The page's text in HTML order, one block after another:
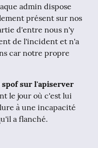
admin dispose
présent sur nos
d'entre nous n'y
de l'incident et n'a
car notre propre
sur l'apiserver
le jour où c'est lui
à une incapacité
a flanché.